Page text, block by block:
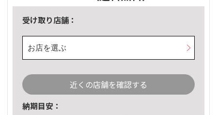
受け取り店舗：
お店を選ぶ
近くの店舗を確認する
納期目安：